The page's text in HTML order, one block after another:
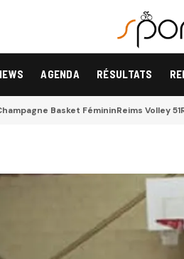
AGENDA RÉSULTATS
Basket FémininReims Volley 51